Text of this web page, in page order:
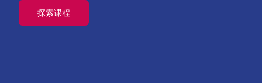
探索课程
查看认证
开始教学